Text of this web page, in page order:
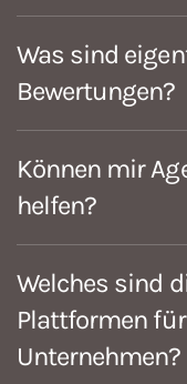
Was sind
Bewertungen?
Können mir
helfen?
Welches sind
Plattformen
Unternehmen?